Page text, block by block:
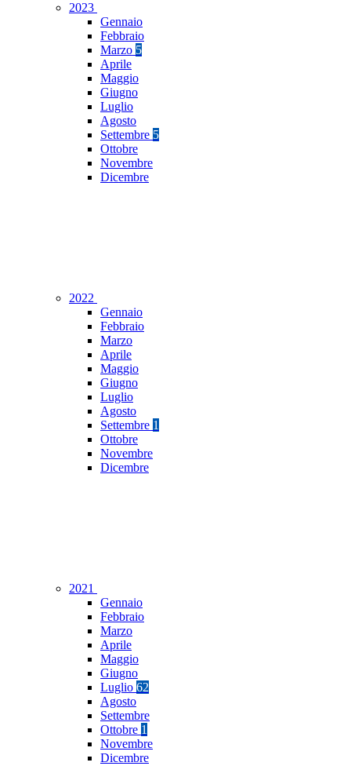
2023
Gennaio
Febbraio
Marzo 5
Aprile
Maggio
Giugno
Luglio
Agosto
Settembre 5
Ottobre
Novembre
Dicembre
2022
Gennaio
Febbraio
Marzo
Aprile
Maggio
Giugno
Luglio
Agosto
Settembre 1
Ottobre
Novembre
Dicembre
2021
Gennaio
Febbraio
Marzo
Aprile
Maggio
Giugno
Luglio 62
Agosto
Settembre
Ottobre 1
Novembre
Dicembre